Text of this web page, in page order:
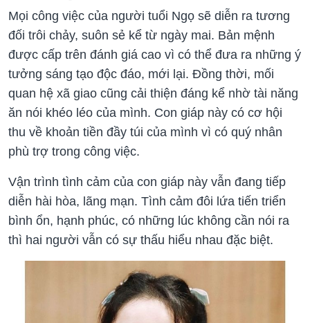
Mọi công việc của người tuổi Ngọ sẽ diễn ra tương
đối trôi chảy, suôn sẻ kể từ ngày mai. Bản mệnh
được cấp trên đánh giá cao vì có thể đưa ra những ý
tưởng sáng tạo độc đáo, mới lại. Đồng thời, mối
quan hệ xã giao cũng cải thiện đáng kể nhờ tài năng
ăn nói khéo léo của mình. Con giáp này có cơ hội
thu về khoản tiền đầy túi của mình vì có quý nhân
phù trợ trong công việc.
Vận trình tình cảm của con giáp này vẫn đang tiếp
diễn hài hòa, lãng mạn. Tình cảm đôi lứa tiến triển
bình ổn, hạnh phúc, có những lúc không cần nói ra
thì hai người vẫn có sự thấu hiểu nhau đặc biệt.